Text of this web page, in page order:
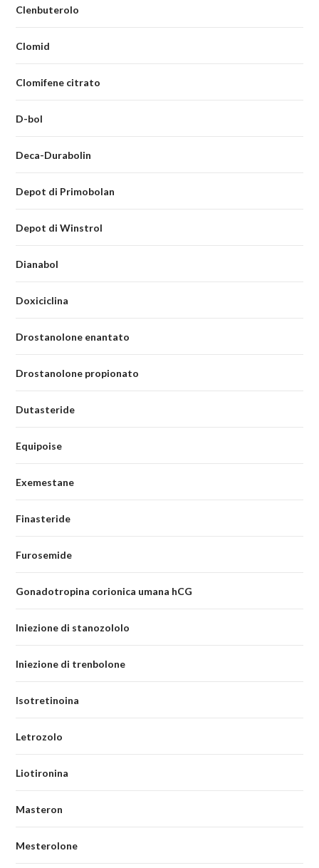
Clenbuterolo
Clomid
Clomifene citrato
D-bol
Deca-Durabolin
Depot di Primobolan
Depot di Winstrol
Dianabol
Doxiciclina
Drostanolone enantato
Drostanolone propionato
Dutasteride
Equipoise
Exemestane
Finasteride
Furosemide
Gonadotropina corionica umana hCG
Iniezione di stanozololo
Iniezione di trenbolone
Isotretinoina
Letrozolo
Liotironina
Masteron
Mesterolone